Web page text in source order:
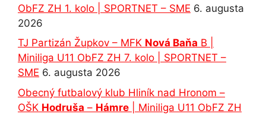
ObFZ ZH 1. kolo | SPORTNET – SME 6. augusta
2026
TJ Partizán Župkov – MFK Nová Baňa B |
Miniliga U11 ObFZ ZH 7. kolo | SPORTNET –
SME 6. augusta 2026
Obecný futbalový klub Hliník nad Hronom –
OŠK Hodruša – Hámre | Miniliga U11 ObFZ ZH